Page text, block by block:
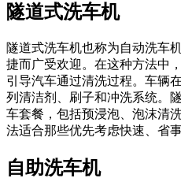
隧道式洗车机
隧道式洗车机也称为自动洗车
捷而广受欢迎。在这种方法中
引导汽车通过清洗过程。车辆
列清洁剂、刷子和冲洗系统。
车套餐，包括预浸泡、泡沫清
法适合那些优先考虑快速、省
自助洗车机